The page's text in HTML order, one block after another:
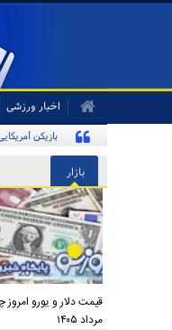
اخبار ورزشی
بازیکن
بازار
مرداد ۱۴۰۵